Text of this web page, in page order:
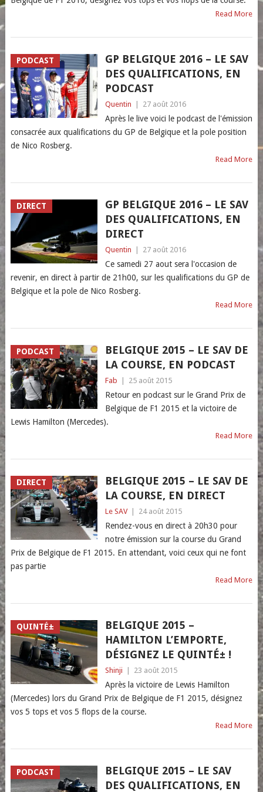
Read More
PODCAST
GP BELGIQUE 2016 – LE SAV
DES QUALIFICATIONS, EN
PODCAST
Quentin 27 août 2016
Après le live voici le podcast de l'émission
consacrée aux qualifications du GP de Belgique et la pole position
de Nico Rosberg.
Read More
DIRECT
GP BELGIQUE 2016 – LE SAV
DES QUALIFICATIONS, EN
DIRECT
Quentin 27 août 2016
Ce samedi 27 aout sera l'occasion de
revenir, en direct à partir de 21h00, sur les qualifications du GP de
Belgique et la pole de Nico Rosberg.
Read More
PODCAST
BELGIQUE 2015 – LE SAV DE
LA COURSE, EN PODCAST
Fab 25 août 2015
Retour en podcast sur le Grand Prix de
Belgique de F1 2015 et la victoire de
Lewis Hamilton (Mercedes).
Read More
DIRECT
BELGIQUE 2015 – LE SAV DE
LA COURSE, EN DIRECT
Le SAV 24 août 2015
Rendez-vous en direct à 20h30 pour
notre émission sur la course du Grand
Prix de Belgique de F1 2015. En attendant, voici ceux qui ne font
pas partie
Read More
QUINTÉ±
BELGIQUE 2015 –
HAMILTON L’EMPORTE,
DÉSIGNEZ LE QUINTÉ± !
Shinji 23 août 2015
Après la victoire de Lewis Hamilton
(Mercedes) lors du Grand Prix de Belgique de F1 2015, désignez
vos 5 tops et vos 5 flops de la course.
Read More
PODCAST
BELGIQUE 2015 – LE SAV
DES QUALIFICATIONS, EN